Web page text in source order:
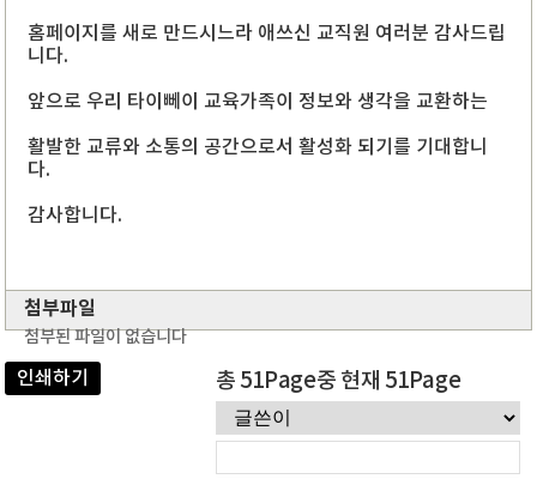
홈페이지를 새로 만드시느라 애쓰신 교직원 여러분 감사드립
니다.
앞으로 우리 타이뻬이 교육가족이 정보와 생각을 교환하는
활발한 교류와 소통의 공간으로서 활성화 되기를 기대합니
다.
감사합니다.
첨부파일
첨부된 파일이 없습니다
인쇄하기 총 51Page중 현재 51Page